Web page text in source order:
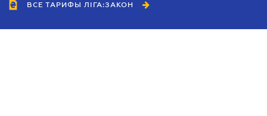
ВСЕ ТАРИФЫ ЛІГА:ЗАКОН